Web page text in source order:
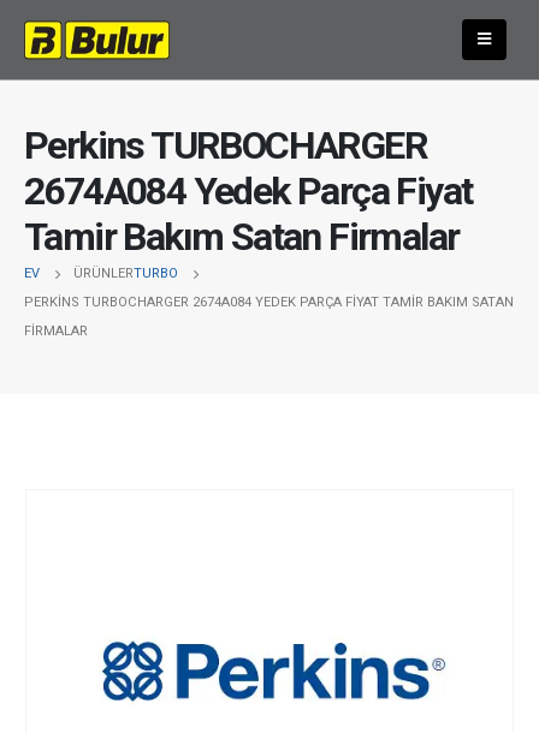
Perkins TURBOCHARGER
2674A084 Yedek Parça Fiyat
Tamir Bakım Satan Firmalar
EV ÜRÜNLERTURBO
PERKINS TURBOCHARGER 2674A084 YEDEK PARÇA FIYAT TAMIR BAKIM SATAN
FIRMALAR